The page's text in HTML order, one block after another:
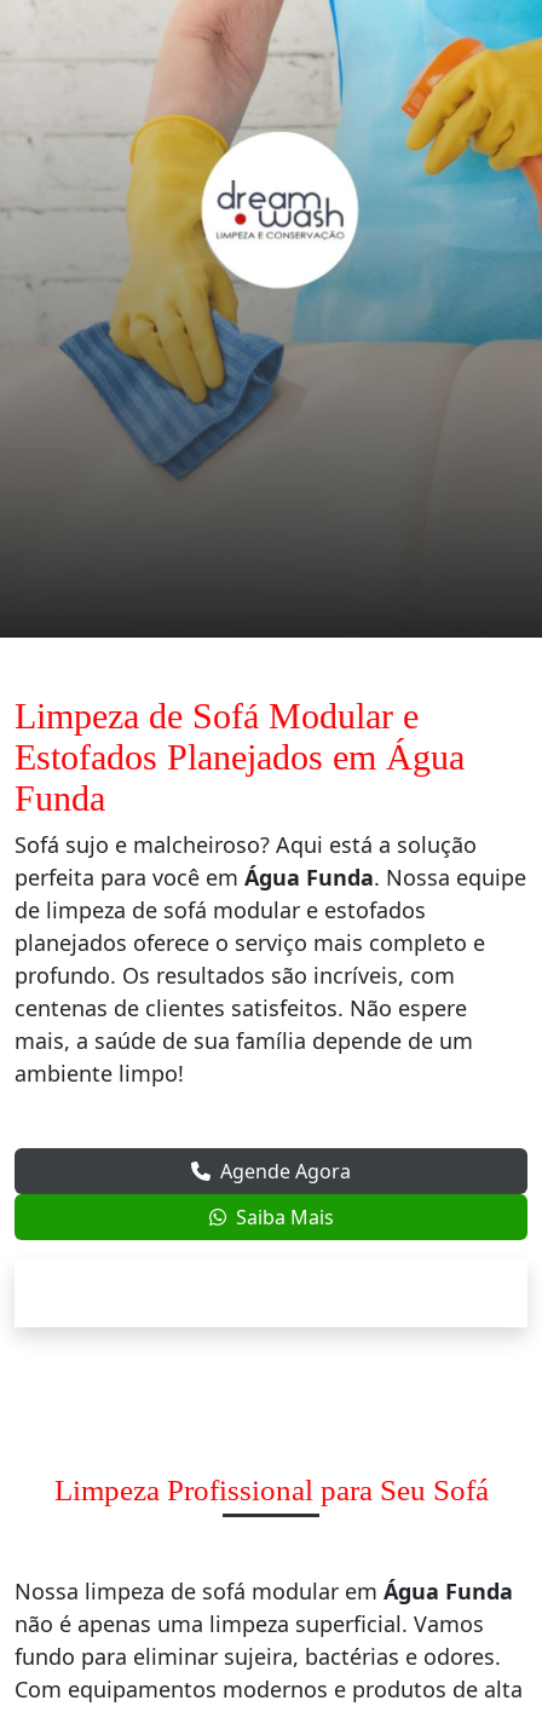
Limpeza de Sofá Modular e
Estofados Planejados em Água
Funda
Sofá sujo e malcheiroso? Aqui está a solução
perfeita para você em Água Funda. Nossa equipe
de limpeza de sofá modular e estofados
planejados oferece o serviço mais completo e
profundo. Os resultados são incríveis, com
centenas de clientes satisfeitos. Não espere
mais, a saúde de sua família depende de um
ambiente limpo!
Agende Agora
Saiba Mais
Limpeza Profissional para Seu Sofá
Nossa limpeza de sofá modular em Água Funda
não é apenas uma limpeza superficial. Vamos
fundo para eliminar sujeira, bactérias e odores.
Com equipamentos modernos e produtos de alta